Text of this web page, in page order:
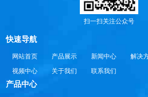
扫一扫关注公众号
快速导航
网站首页 产品展示 新闻中心 解决
视频中心
关于我们 联系我们
产品中心